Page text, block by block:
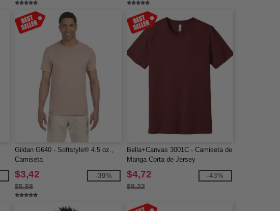
Gildan G640 - Softstyle® 4.5 oz.,
Camiseta
$3,42
$5,58
-39%
Bella+Canvas 3001C - Camiseta de
Manga Corta de Jersey
$4,72
$8,22
-43%